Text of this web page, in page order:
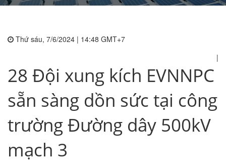
Thứ sáu, 7/6/2024 | 14:48 GMT+7
|
28 Đội xung kích EVNNPC
sẵn sàng dồn sức tại công
trường Đường dây 500kV
mạch 3